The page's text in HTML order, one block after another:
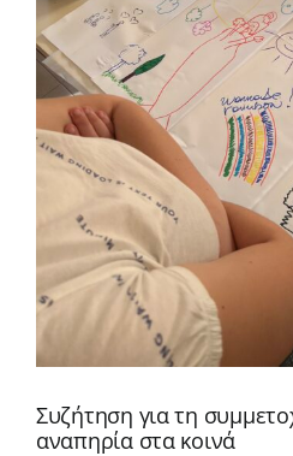
Συζήτηση για τη
αναπηρία στα κοινά